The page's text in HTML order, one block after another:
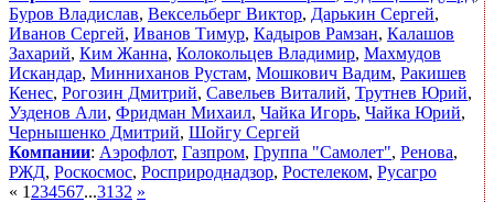
Буров Владислав, Вексельберг Виктор, Дарькин Сергей,
Иванов Сергей, Иванов Тимур, Кадыров Рамзан, Калашов
Захарий, Ким Жанна, Колокольцев Владимир, Махмудов
Искандар, Минниханов Рустам, Мошкович Вадим, Ракишев
Кенес, Рогозин Дмитрий, Савельев Виталий, Трутнев Юрий,
Узденов Али, Фридман Михаил, Чайка Игорь, Чайка Юрий,
Чернышенко Дмитрий, Шойгу Сергей
Компании: Аэрофлот, Газпром, Группа "Самолет", Ренова,
РЖД, Роскосмос, Росприроднадзор, Ростелеком, Русагро
« 1 234567...3132 »